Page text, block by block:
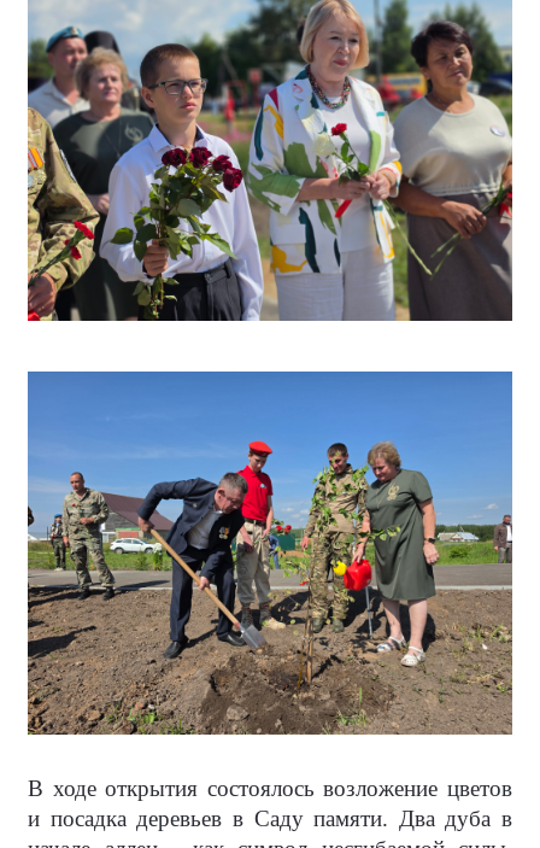
В ходе открытия состоялось возложение цветов
и посадка деревьев в Саду памяти. Два дуба в